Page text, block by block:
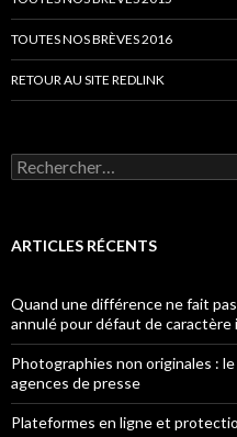
TOUTES NOS BRÈVES 2016
RETOUR AU SITE REDLINK
Rechercher :
ARTICLES RÉCENTS
Quand une différence ne fait
annulé pour défaut de caractère
Photographies non originales :
agences de presse
Plateformes en ligne et